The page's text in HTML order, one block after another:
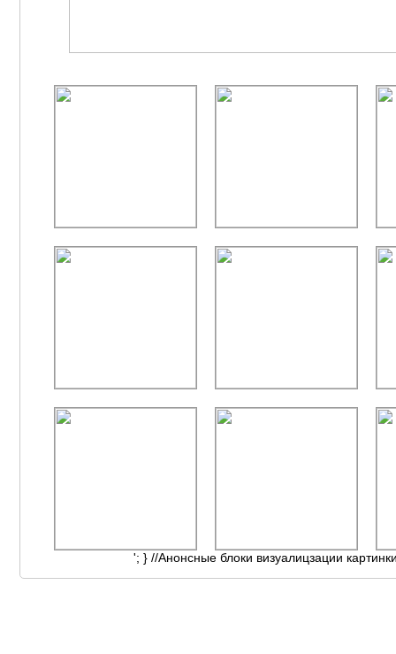
'; } //Анонсные блоки визуалицзации